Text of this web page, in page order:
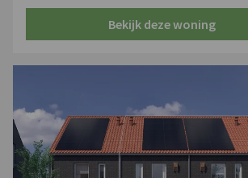
Bekijk deze woning